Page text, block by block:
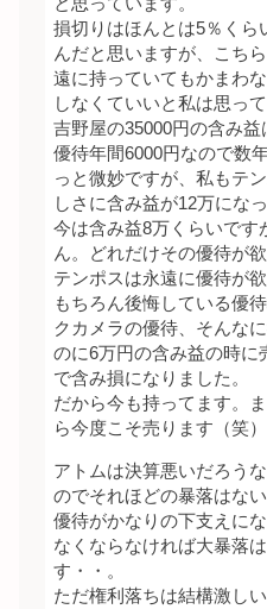
と思っています。
損切りはほんとは5％くら
んだと思いますが、こち
遠に持っていてもかまわ
しなくていいと私は思って
吉野屋の35000円の含み益
優待年間6000円なので数
っと微妙ですが、私もテ
しさに含み益が12万にな
今は含み益8万くらいです
ん。どれだけその優待が
テンポスは永遠に優待が
もちろん後悔している優
クカメラの優待、そんな
のに6万円の含み益の時に
で含み損になりました。
だから今も持ってます。
ら今度こそ売ります（笑）
アトムは決算悪いだろう
のでそれほどの暴落はな
優待がかなりの下支えに
なくならなければ大暴落
す・・。
ただ権利落ちは結構激し